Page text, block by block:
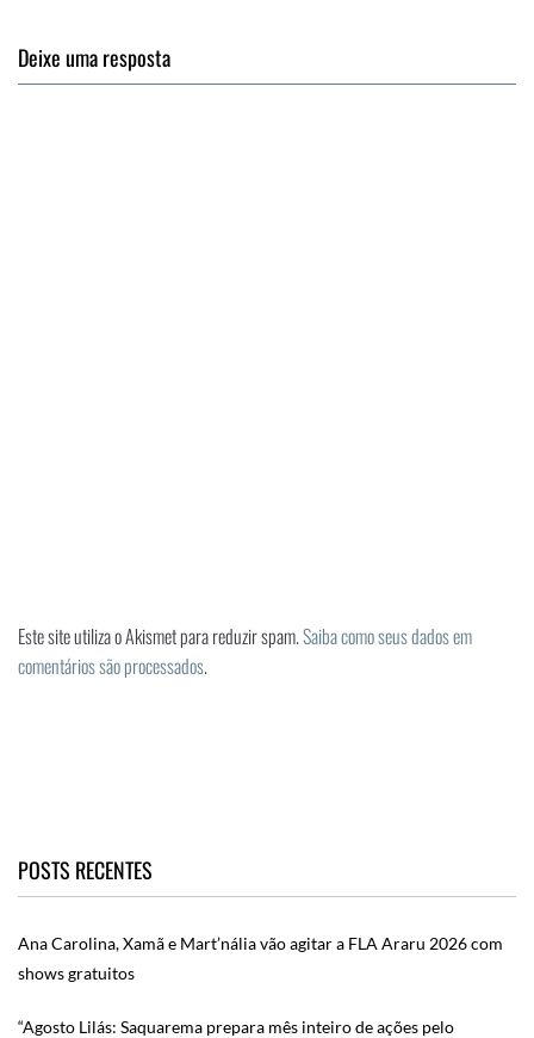
Deixe uma resposta
Este site utiliza o Akismet para reduzir spam.Saiba como seus dados em
comentários são processados.
POSTS RECENTES
Ana Carolina, Xamã e Mart’nália vão agitar a FLA Araru 2026 com
shows gratuitos
“Agosto Lilás: Saquarema prepara mês inteiro de ações pelo